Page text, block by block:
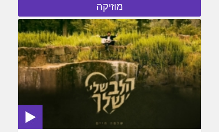
מוזיקה